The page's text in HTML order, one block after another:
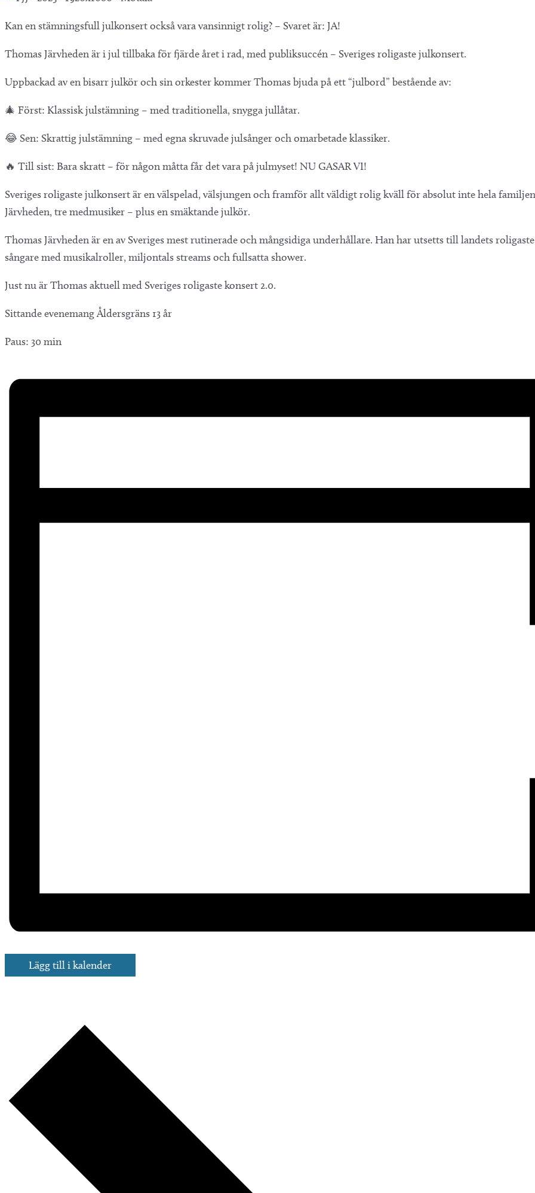
Kan en stämningsfull julkonsert också vara vansinnigt rolig? – Svaret är: JA!
Thomas Järvheden är i jul tillbaka för fjärde året i rad, med publiksuccén – Sveriges roligaste julkonsert.
Uppbackad av en bisarr julkör och sin orkester kommer Thomas bjuda på ett “julbord” bestående av:
🎄 Först: Klassisk julstämning – med traditionella, snygga jullåtar.
😂 Sen: Skrattig julstämning – med egna skruvade julsånger och omarbetade klassiker.
🔥 Till sist: Bara skratt – för någon måtta får det vara på julmyset! NU GASAR VI!
Sveriges roligaste julkonsert är en välspelad, välsjungen och framför allt väldigt rolig kväll för absolut inte hela
Järvheden, tre medmusiker – plus en smäktande julkör.
Thomas Järvheden är en av Sveriges mest rutinerade och mångsidiga underhållare. Han har utsetts till landets
sångare med musikalroller, miljontals streams och fullsatta shower.
Just nu är Thomas aktuell med Sveriges roligaste konsert 2.0.
Sittande evenemang Åldersgräns 13 år
Paus: 30 min
Lägg till i kalender